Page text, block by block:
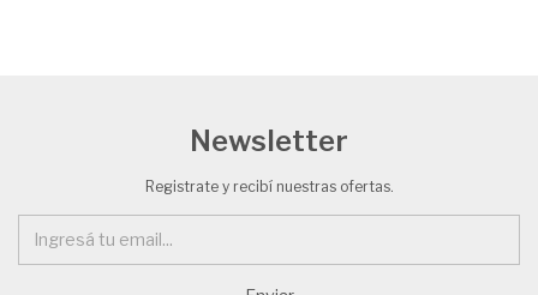
Newsletter
Registrate y recibí nuestras ofertas.